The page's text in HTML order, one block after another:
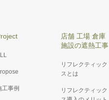
工事例
店舗 工場 倉庫
施設の遮熱工事
リフレクティック
スとは
リフレクティック